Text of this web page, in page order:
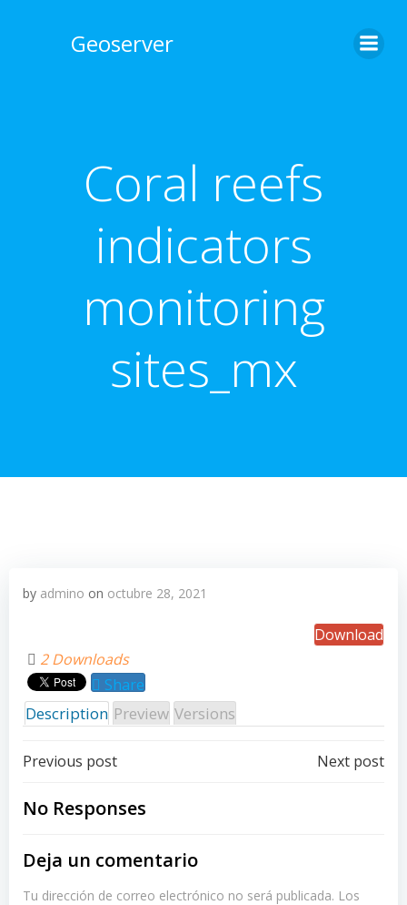
Geoserver
Coral reefs
indicators
monitoring
sites_mx
by admino on octubre 28, 2021
Download
2 Downloads
Share
Description Preview Versions
Post
navigation
Previous post Next post
No Responses
Deja un comentario
Tu dirección de correo electrónico no será publicada. Los